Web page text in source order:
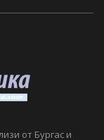
от Бургас и